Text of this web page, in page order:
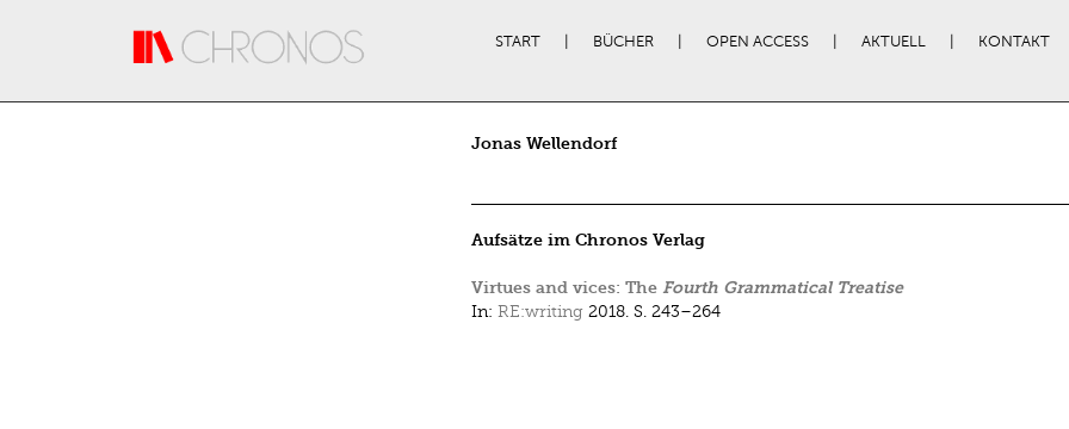
START BÜCHER OPEN ACCESS AKTUELL KONTAKT
Jonas Wellendorf
Aufsätze im Chronos Verlag
Virtues and vices: The Fourth Grammatical Treatise
In: RE:writing 2018. S. 243–264